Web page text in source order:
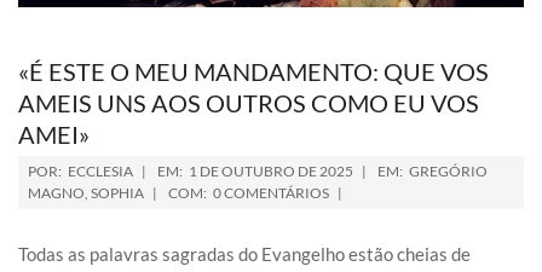
«É ESTE O MEU MANDAMENTO: QUE VOS
AMEIS UNS AOS OUTROS COMO EU VOS
AMEI»
POR: ECCLESIA EM: 1 DE OUTUBRO DE 2025 EM: GREGÓRIO
MAGNO, SOPHIA COM: 0 COMENTÁRIOS
Todas as palavras sagradas do Evangelho estão cheias de